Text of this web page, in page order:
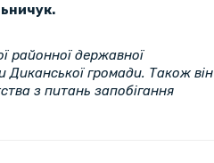
районної державної
Диканської громади. Також він
з питань запобігання